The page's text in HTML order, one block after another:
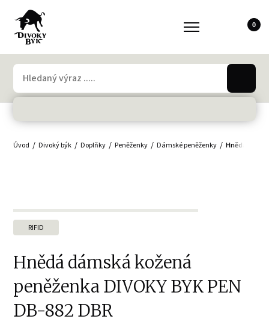
0
Úvod Divoký býk Doplňky Peněženky Dámské peněženky Hnědá
RIFID
Hnědá dámská kožená
peněženka DIVOKY BYK PEN
DB-882 DBR